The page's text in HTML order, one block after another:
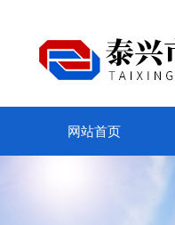
网站首页